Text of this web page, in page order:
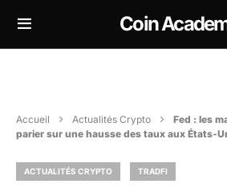
Coin
Accueil Actualités Crypto
Fed : les
parier sur une hausse des taux aux États-
ACTUALITÉS CRYPTO TRADFI